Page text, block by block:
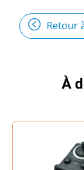
Retour
À